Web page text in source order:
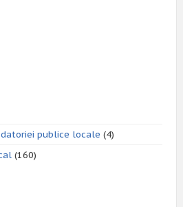
publice locale (4)
(160)